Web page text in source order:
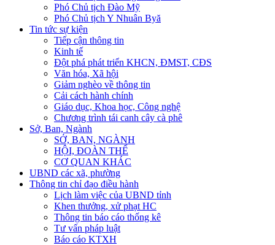
Phó Chủ tịch Đào Mỹ
Phó Chủ tịch Y Nhuân Byă
Tin tức sự kiện
Tiếp cận thông tin
Kinh tế
Đột phá phát triển KHCN, ĐMST, CĐS
Văn hóa, Xã hội
Giảm nghèo về thông tin
Cải cách hành chính
Giáo dục, Khoa học, Công nghệ
Chương trình tái canh cây cà phê
Sở, Ban, Ngành
SỞ, BAN, NGÀNH
HỘI, ĐOÀN THỂ
CƠ QUAN KHÁC
UBND các xã, phường
Thông tin chỉ đạo điều hành
Lịch làm việc của UBND tỉnh
Khen thưởng, xử phạt HC
Thông tin báo cáo thống kê
Tư vấn pháp luật
Báo cáo KTXH